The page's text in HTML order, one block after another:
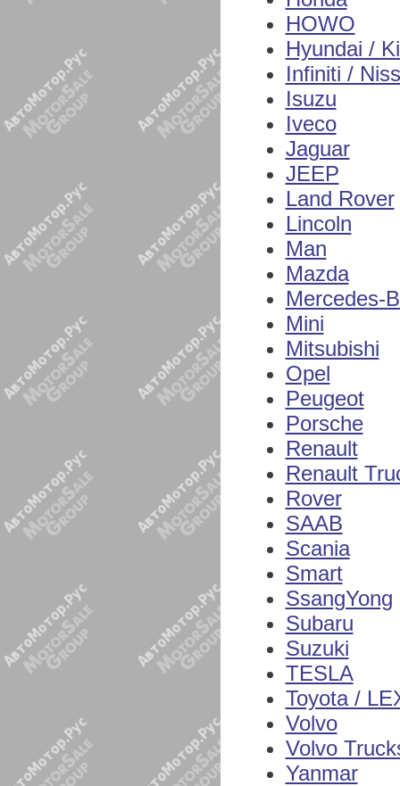
HOWO
Hyundai /
Infiniti /
Isuzu
Iveco
Jaguar
JEEP
Land Rover
Lincoln
Man
Mazda
Mercedes-
Mini
Mitsubishi
Opel
Peugeot
Porsche
Renault
Renault
Rover
SAAB
Scania
Smart
SsangYong
Subaru
Suzuki
TESLA
Toyota /
Volvo
Volvo
Yanmar